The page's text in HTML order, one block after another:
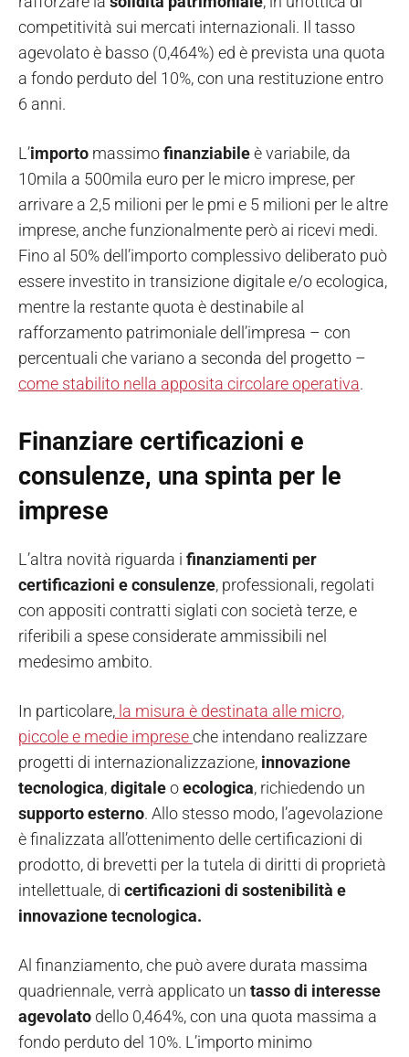
competitività sui mercati internazionali. Il tasso
agevolato è basso (0,464%) ed è prevista una quota
a fondo perduto del 10%, con una restituzione entro
6 anni.
L’importo massimofinanziabileè variabile, da
10mila a 500mila euro per le micro imprese, per
arrivare a 2,5 milioni per le pmi e 5 milioni per le altre
imprese, anche funzionalmente però ai ricevi medi.
Fino al 50% dell’importo complessivo deliberato può
essere investito in transizione digitale e/o ecologica,
mentre la restante quota è destinabile al
rafforzamento patrimoniale dell’impresa – con
percentuali che variano a seconda del progetto –
come stabilito nella apposita circolare operativa.
Finanziare certificazioni e
consulenze, una spinta per le
imprese
L’altra novità riguarda i finanziamenti per
certificazioni e consulenze, professionali, regolati
con appositi contratti siglati con società terze, e
riferibili a spese considerate ammissibili nel
medesimo ambito.
In particolare, la misura è destinata alle micro,
piccole e medie impreseche intendano realizzare
progetti di internazionalizzazione, innovazione
tecnologica,digitaleoecologica, richiedendo un
supporto esterno. Allo stesso modo, l’agevolazione
è finalizzata all’ottenimento delle certificazioni di
prodotto, di brevetti per la tutela di diritti di proprietà
intellettuale, di certificazioni di sostenibilità e
innovazione tecnologica.
Al finanziamento, che può avere durata massima
quadriennale, verrà applicato un tasso di interesse
agevolato dello 0,464%, con una quota massima a
fondo perduto del 10%. L’importo minimo